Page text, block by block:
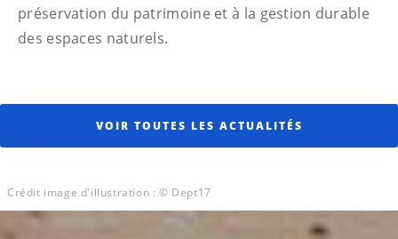
préservation du patrimoine et à la gestion durable
des espaces naturels.
VOIR TOUTES LES ACTUALITÉS
Crédit image d'illustration : © Dept17